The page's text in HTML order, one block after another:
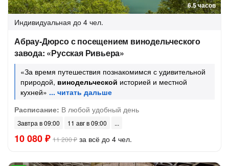
6.5 часов
Индивидуальная до 4 чел.
Абрау-Дюрсо с посещением винодельческого
завода: «Русская Ривьера»
«За время путешествия познакомимся с удивительной
природой, винодельческой историей и местной
кухней»
Расписание: В любой удобный день
Завтра в 09:00 11 авг в 09:00
10 080 ₽ 11 200 ₽ за всё до 4 чел.